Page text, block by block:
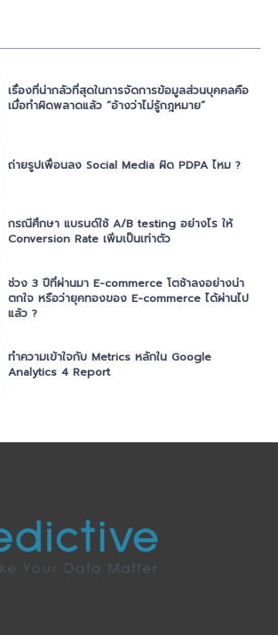
เรื่องที่น่ากลัวที่สุดในการจัดการข้อมูลส่วนบุคคลคือ
เมื่อทำผิดพลาดแล้ว “อ้างว่าไม่รู้กฎหมาย”
ถ่ายรูปเพื่อนลง Social Media ผิด PDPA ไหม ?
กรณีศึกษา แบรนด์ใช้ A/B testing อย่างไร ให้
Conversion Rate เพิ่มเป็นเท่าตัว
ช่วง 3 ปีที่ผ่านมา E-commerce โตช้าลงอย่างน่า
ตกใจ หรือว่ายุคทองของ E-commerce ได้ผ่านไป
แล้ว ?
ทำความเข้าใจกับ Metrics หลักใน Google
Analytics 4 Report